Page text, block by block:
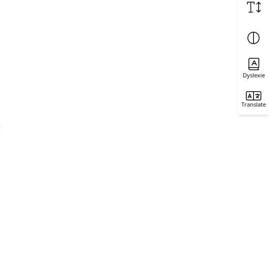
Dyslexie
Translate